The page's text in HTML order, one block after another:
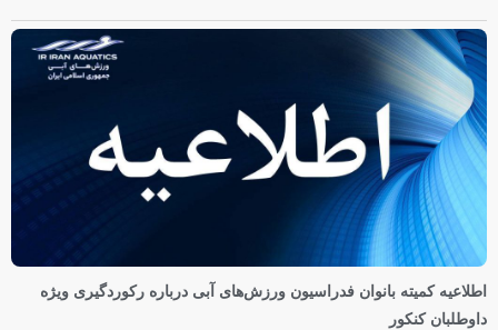
اطلاعیه کمیته بانوان فدراسیون ورزش‌های آبی درباره رکوردگیری ویژه
داوطلبان کنکور